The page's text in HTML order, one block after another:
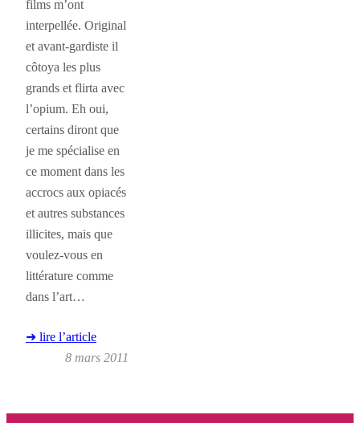
films m’ont
interpellée. Original
et avant-gardiste il
côtoya les plus
grands et flirta avec
l’opium. Eh oui,
certains diront que
je me spécialise en
ce moment dans les
accrocs aux opiacés
et autres substances
illicites, mais que
voulez-vous en
littérature comme
dans l’art…
➜ lire l’article
8 mars 2011